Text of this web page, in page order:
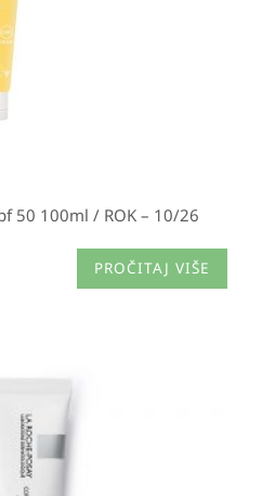
50 100ml / ROK – 10/26
PROČITAJ VIŠE